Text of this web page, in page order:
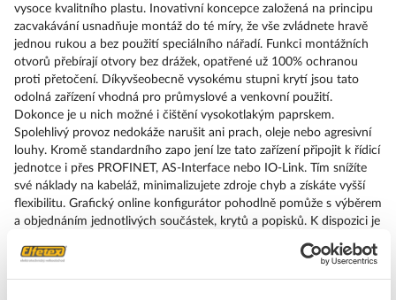
vysoce kvalitního plastu. Inovativní koncepce založená na principu
zacvakávání usnadňuje montáž do té míry, že vše zvládnete hravě
jednou rukou a bez použití speciálního nářadí. Funkci montážních
otvorů přebírají otvory bez drážek, opatřené už 100% ochranou
proti přetočení. Díkyvšeobecně vysokému stupni krytí jsou tato
odolná zařízení vhodná pro průmyslové a venkovní použití.
Dokonce je u nich možné i čištění vysokotlakým paprskem.
Spolehlivý provoz nedokáže narušit ani prach, oleje nebo agresivní
louhy. Kromě standardního zapo jení lze tato zařízení připojit k řídicí
jednotce i přes PROFINET, AS-Interface nebo IO-Link. Tím snížíte
své náklady na kabeláž, minimalizujete zdroje chyb a získáte vyšší
flexibilitu. Grafický online konfigurátor pohodlně pomůže s výběrem
a objednáním jednotlivých součástek, krytů a popisků. K dispozici je
Dodáváme tato provedení: více barev, různé varianty napětí, různé